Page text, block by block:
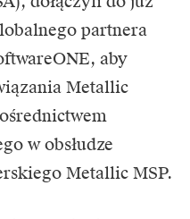
partnera
aby
Metallic
w obsłudze
Metallic MSP.